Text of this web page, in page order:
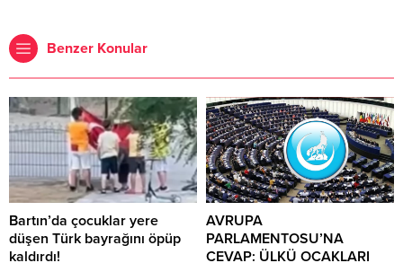
Benzer Konular
Bartın’da çocuklar yere
düşen Türk bayrağını öpüp
kaldırdı!
AVRUPA
PARLAMENTOSU’NA
CEVAP: ÜLKÜ OCAKLARI